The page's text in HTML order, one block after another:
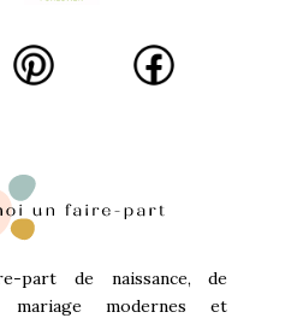
part de naissance, de
modernes et